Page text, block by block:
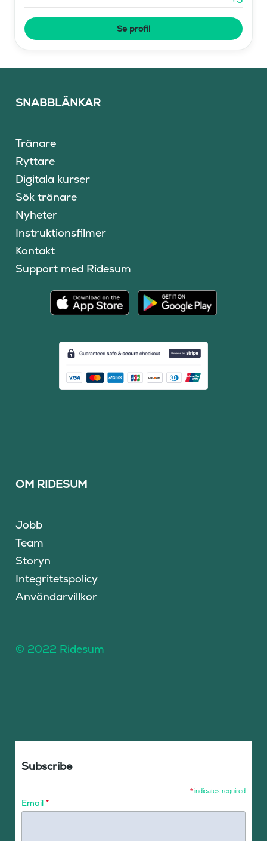
Se profil
SNABBLÄNKAR
Tränare
Ryttare
Digitala kurser
Sök tränare
Nyheter
Instruktionsfilmer
Kontakt
Support med Ridesum
OM RIDESUM
Jobb
Team
Storyn
Integritetspolicy
Användarvillkor
© 2022 Ridesum
Subscribe
* indicates required
Email *